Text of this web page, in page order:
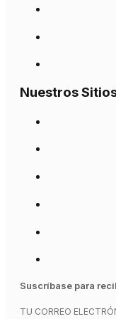
Nuestros
Suscríbase para
TU CORREO